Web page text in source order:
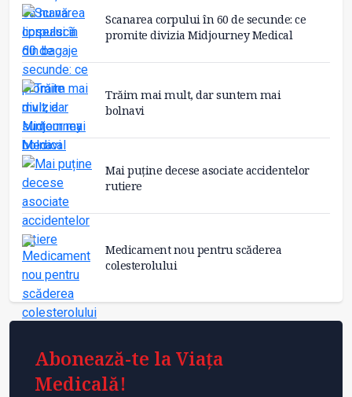
Scanarea corpului în 60 de secunde: ce
promite divizia Midjourney Medical
Trăim mai mult, dar suntem mai
bolnavi
Mai puține decese asociate accidentelor
rutiere
Medicament nou pentru scăderea
colesterolului
Abonează-te la Viața
Medicală!